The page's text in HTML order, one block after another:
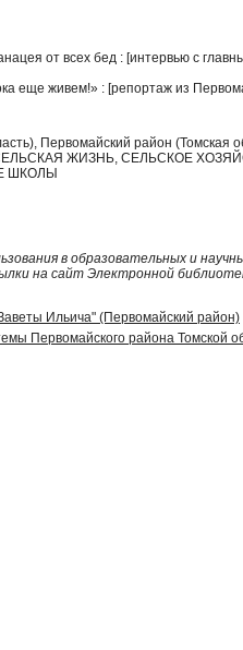
от всех бед : [интервью с
еще живем!» : [репортаж из
Первомайский район
ЖИЗНЬ, СЕЛЬСКОЕ
ШКОЛЫ
в образовательных и
на сайт Электронной
Ильича" (Первомайский район)
Первомайского района Томской